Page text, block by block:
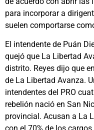
para incorporar a
suelen comportarse
El intendente de Puán
quejó que La Libertad
distrito. Reyes dijo que
de La Libertad Avanza.
intendentes del PRO
rebelión nació en San
provincial. Acusan a La